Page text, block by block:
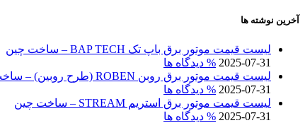
آخرین نوشته ها
لیست قیمت موتور برق باپ تک BAP TECH – ساخت چین
2025-07-31 % دیدگاه ها
لیست قیمت موتور برق روبن ROBEN (طرح روبین) – ساخت چین
2025-07-31 % دیدگاه ها
لیست قیمت موتور برق استریم STREAM – ساخت چین
2025-07-31 % دیدگاه ها